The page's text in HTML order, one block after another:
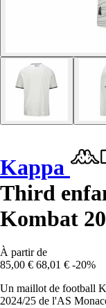
Kappa
Third
Kombat
À partir de
85,00 € 68,01 € -20%
Un maillot de football
2024/25 de l'AS